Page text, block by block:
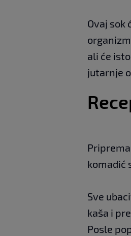
Ovaj sok
ali će
jutarnje
komadić
Sve
kaša i
Posle